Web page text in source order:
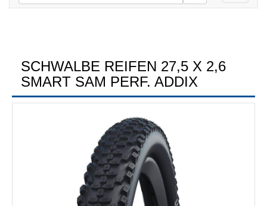
SCHWALBE REIFEN 27,5 X 2,6
SMART SAM PERF. ADDIX